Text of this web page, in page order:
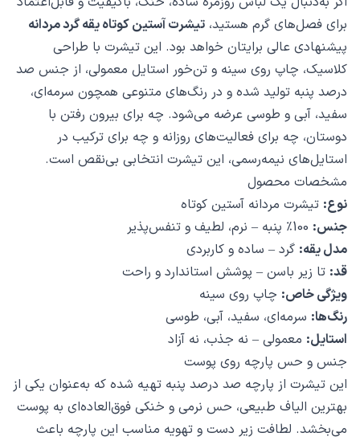
برای فصل‌های گرم هستید، تیشرت آستین کوتاه یقه گرد مردانه
پیشنهادی عالی برایتان خواهد بود. این تیشرت با طراحی
کلاسیک، چاپ روی سینه و تن‌خور استایل معمولی، از جنس صد
درصد پنبه تولید شده و در رنگ‌های متنوعی همچون سرمه‌ای،
سفید، آبی و طوسی عرضه می‌شود. چه برای بیرون رفتن با
دوستان، چه برای فعالیت‌های روزانه و چه برای ترکیب در
استایل‌های نیمه‌رسمی، این تیشرت انتخابی بی‌نقص است.
مشخصات محصول
نوع: تیشرت مردانه آستین کوتاه
جنس:
مدل یقه: گرد – ساده و کاربردی
قد: تا زیر باسن – پوشش استاندارد و راحت
ویژگی خاص: چاپ روی سینه
رنگ‌ها: سرمه‌ای، سفید، آبی، طوسی
استایل: معمولی – نه جذب، نه آزاد
جنس و حس پارچه روی پوست
این تیشرت از پارچه صد درصد پنبه تهیه شده که به‌عنوان یکی از
بهترین الیاف طبیعی، حس نرمی و خنکی فوق‌العاده‌ای به پوست
می‌بخشد. لطافت زیر دست و تهویه مناسب این پارچه باعث